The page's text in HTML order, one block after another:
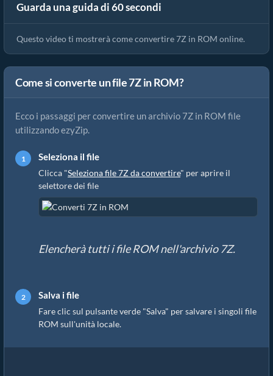
Guarda una guida di 60 secondi
Come Convertire 7Z in ROM Online (Guida Semplice)
Questo video ti mostrerà come convertire 7Z in ROM online.
Come si converte un file 7Z in ROM?
Ecco i passaggi per convertire un archivio 7Z in ROM file
utilizzando ezyZip.
Seleziona il file
Clicca "Seleziona file 7Z da convertire" per aprire il
selettore dei file
Elencherà tutti i file ROM nell'archivio 7Z.
Salva i file
Fare clic sul pulsante verde "Salva" per salvare i singoli file
ROM sull'unità locale.